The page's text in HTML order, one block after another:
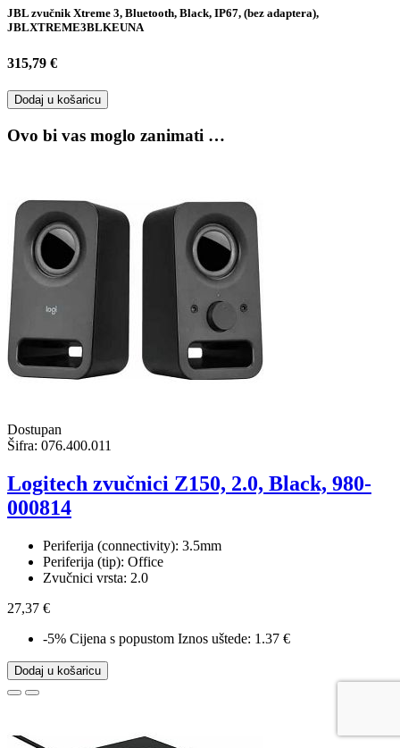
JBL zvučnik Xtreme 3, Bluetooth, Black, IP67, (bez adaptera),
JBLXTREME3BLKEUNA
315,79 €
Dodaj u košaricu
Ovo bi vas moglo zanimati …
Dostupan
Šifra: 076.400.011
Logitech zvučnici Z150, 2.0, Black, 980-
000814
Periferija (connectivity): 3.5mm
Periferija (tip): Office
Zvučnici vrsta: 2.0
27,37 €
-5% Cijena s popustom Iznos uštede: 1.37 €
Dodaj u košaricu